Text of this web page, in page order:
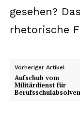
gesehen?
rhetorische
Vorheriger Artikel
Aufschub vom
Militärdienst für